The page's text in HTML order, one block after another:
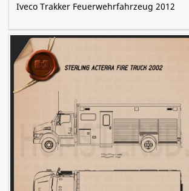
Iveco Trakker Feuerwehrfahrzeug 2012